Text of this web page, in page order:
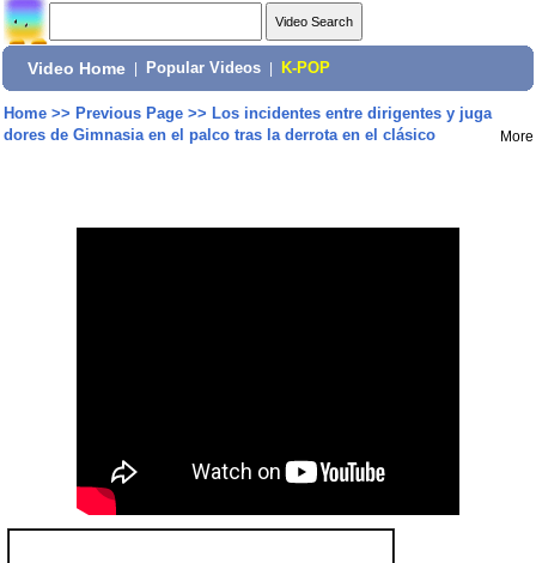
Video Home Popular Videos K-POP
Home>> Previous Page>> Los incidentes entre dirigentes y juga
dores de Gimnasia en el palco tras la derrota en el clásico
More
Share: